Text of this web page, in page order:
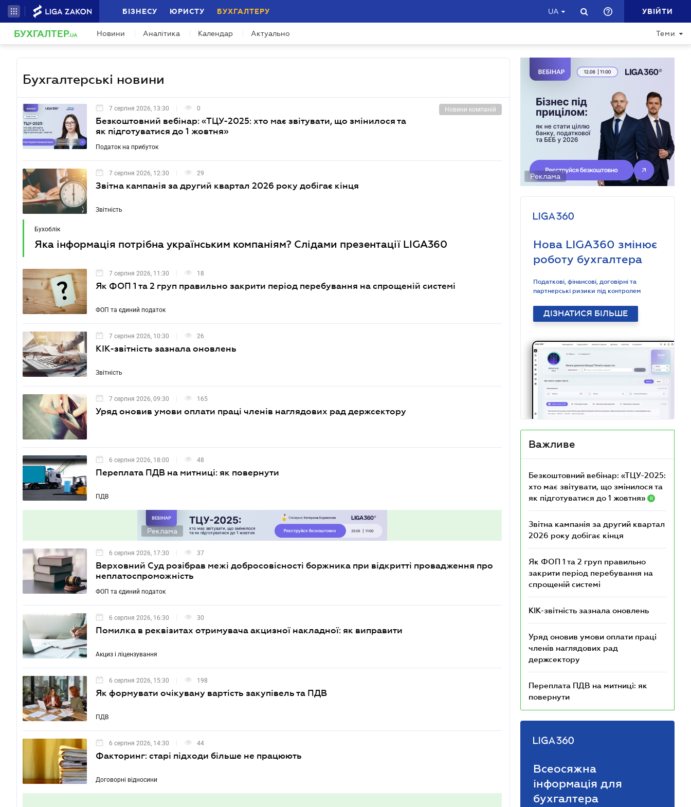
БІЗНЕСУ ЮРИСТУ БУХГАЛТЕРУ UA УВІЙТИ
БУХГАЛТЕР.UA Новини Аналітика Календар Актуально Теми
Бухгалтерські новини
7 серпня 2026, 13:30 0
Безкоштовний вебінар: «ТЦУ-2025: хто має звітувати, що змінилося та
як підготуватися до 1 жовтня»
Новини компаній
Податок на прибуток
7 серпня 2026, 12:30 29
Звітна кампанія за другий квартал 2026 року добігає кінця
Звітність
Бухоблік
Яка інформація потрібна українським компаніям? Слідами презентації LIGA360
7 серпня 2026, 11:30 18
Як ФОП 1 та 2 груп правильно закрити період перебування на спрощеній системі
ФОП та єдиний податок
7 серпня 2026, 10:30 26
КІК-звітність зазнала оновлень
Звітність
7 серпня 2026, 09:30 165
Уряд оновив умови оплати праці членів наглядових рад держсектору
6 серпня 2026, 18:00 48
Переплата ПДВ на митниці: як повернути
ПДВ
Реклама
6 серпня 2026, 17:30 37
Верховний Суд розібрав межі добросовісності боржника при відкритті провадження про
неплатоспроможність
ФОП та єдиний податок
6 серпня 2026, 16:30 30
Помилка в реквізитах отримувача акцизної накладної: як виправити
Акциз і ліцензування
6 серпня 2026, 15:30 198
Як формувати очікувану вартість закупівель та ПДВ
ПДВ
6 серпня 2026, 14:30 44
Факторинг: старі підходи більше не працюють
Договорні відносини
Реклама
Нова LIGA360 змінює
роботу бухгалтера
Податкові, фінансові, договірні та
партнерські ризики під контролем
ДІЗНАТИСЯ БІЛЬШЕ
Важливе
Безкоштовний вебінар: «ТЦУ-2025:
хто має звітувати, що змінилося та
як підготуватися до 1 жовтня»
R
Звітна кампанія за другий квартал
2026 року добігає кінця
Як ФОП 1 та 2 груп правильно
закрити період перебування на
спрощеній системі
КІК-звітність зазнала оновлень
Уряд оновив умови оплати праці
членів наглядових рад
держсектору
Переплата ПДВ на митниці: як
повернути
Всеосяжна
інформація для
бухгалтера